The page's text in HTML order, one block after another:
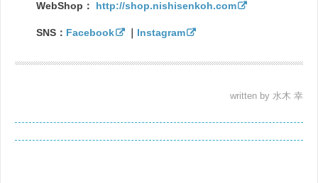
WebShop： http://shop.nishisenkoh.com
SNS： Facebook Instagram
written by 水木 幸